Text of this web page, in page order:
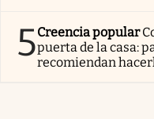
5Creencia popular
puerta de la casa:
recomiendan